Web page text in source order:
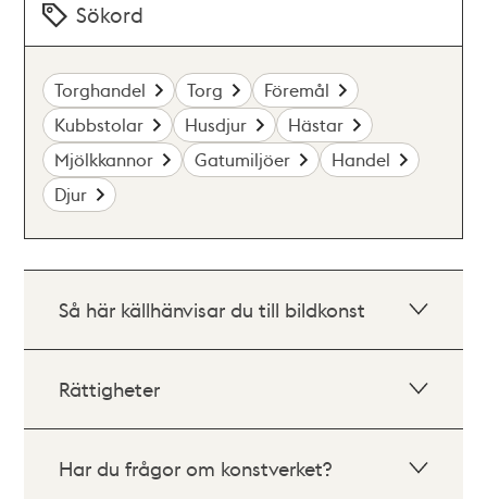
Sökord
Torghandel Torg
Föremål
Kubbstolar
Husdjur
Hästar
Mjölkkannor
Gatumiljöer
Handel
Djur
Så här källhänvisar du till bildkonst
Rättigheter
Har du frågor om konstverket?